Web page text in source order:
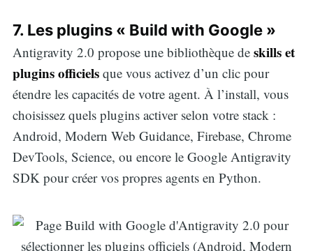
7. Les plugins « Build with Google »
Antigravity 2.0 propose une bibliothèque de skills et
plugins officielsque vous activez d’un clic pour
étendre les capacités de votre agent. À l’install, vous
choisissez quels plugins activer selon votre stack :
Android, Modern Web Guidance, Firebase, Chrome
DevTools, Science, ou encore le Google Antigravity
SDK pour créer vos propres agents en Python.